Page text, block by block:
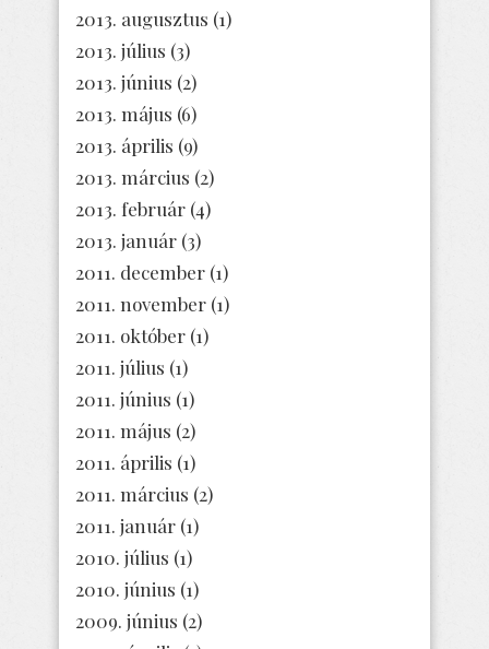
2013. augusztus (1)
2013. július (3)
2013. június (2)
2013. május (6)
2013. április (9)
2013. március (2)
2013. február (4)
2013. január (3)
2011. december (1)
2011. november (1)
2011. október (1)
2011. július (1)
2011. június (1)
2011. május (2)
2011. április (1)
2011. március (2)
2011. január (1)
2010. július (1)
2010. június (1)
2009. június (2)